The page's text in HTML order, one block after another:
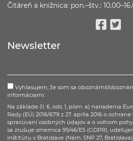
Čitáreň a knižnica: pon.–štv.:
Newsletter
Vyhlasujem, že som sa oboznámil/
informáciami:
Na základe čl. 6, ods. 1, písm. a) nariadenia
Rady (EÚ) 2016/679 z 27. apríla 2016 o
spracúvaní osobných údajov a o voľnom
sa zrušuje smernica 95/46/ES (GDPR),
inštitútu v Bratislave (Nám. SNP 27,